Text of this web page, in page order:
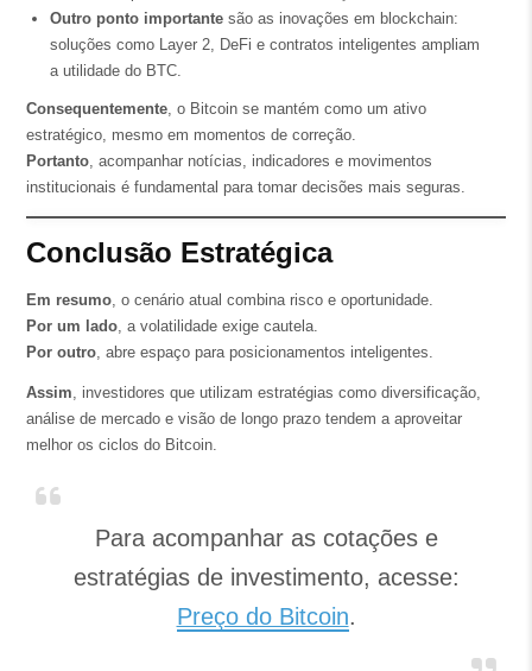
Outro ponto importantesão as inovações em blockchain:
soluções como Layer 2, DeFi e contratos inteligentes ampliam
a utilidade do BTC.
Consequentemente, o Bitcoin se mantém como um ativo
estratégico, mesmo em momentos de correção.
Portanto, acompanhar notícias, indicadores e movimentos
institucionais é fundamental para tomar decisões mais seguras.
Conclusão Estratégica
Em resumo, o cenário atual combina risco e oportunidade.
Por um lado, a volatilidade exige cautela.
Por outro, abre espaço para posicionamentos inteligentes.
Assim , investidores que utilizam estratégias como diversificação,
análise de mercado e visão de longo prazo tendem a aproveitar
melhor os ciclos do Bitcoin.
Para acompanhar as cotações e
estratégias de investimento, acesse:
Preço do Bitcoin.